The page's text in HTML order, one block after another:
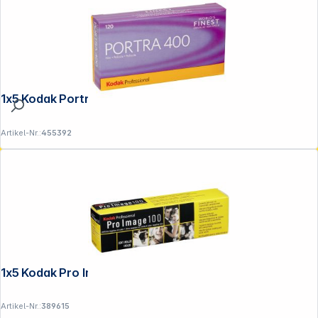
Artikel-Nr.:455392
Artikel-Nr.:389615